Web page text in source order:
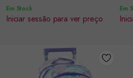
Em Stock
Iniciar sessão para ver preço
Em